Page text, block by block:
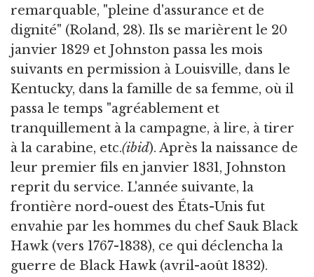
remarquable, "pleine d'assurance et de
dignité" (Roland, 28). Ils se marièrent le 20
janvier 1829 et Johnston passa les mois
suivants en permission à Louisville, dans le
Kentucky, dans la famille de sa femme, où il
passa le temps "agréablement et
tranquillement à la campagne, à lire, à tirer
à la carabine, etc.(ibid). Après la naissance de
leur premier fils en janvier 1831, Johnston
reprit du service. L'année suivante, la
frontière nord-ouest des États-Unis fut
envahie par les hommes du chef Sauk Black
Hawk (vers 1767-1838), ce qui déclencha la
guerre de Black Hawk (avril-août 1832).